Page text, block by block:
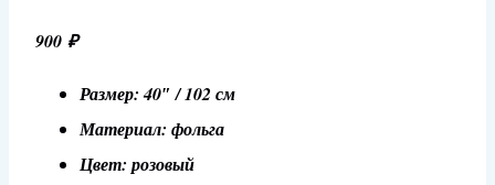
900 ₽
Размер: 40″ / 102 см
Материал: фольга
Цвет: розовый